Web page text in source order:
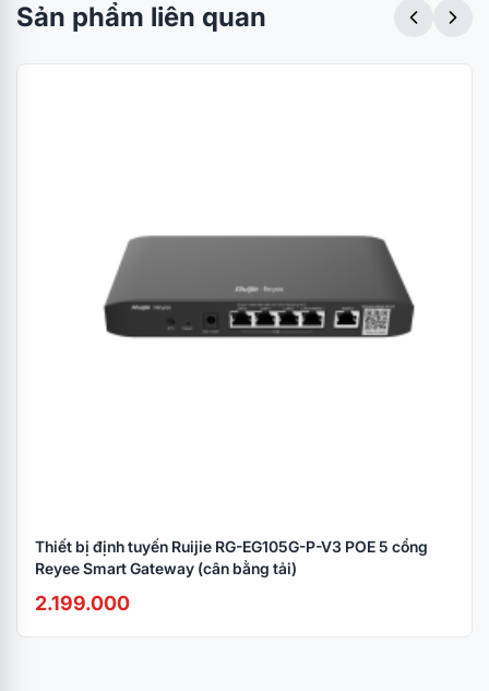
Sản phẩm liên quan
Thiết bị định tuyến Ruijie RG-EG105G-P-V3 POE 5 cổng
Reyee Smart Gateway (cân bằng tải)
2.199.000